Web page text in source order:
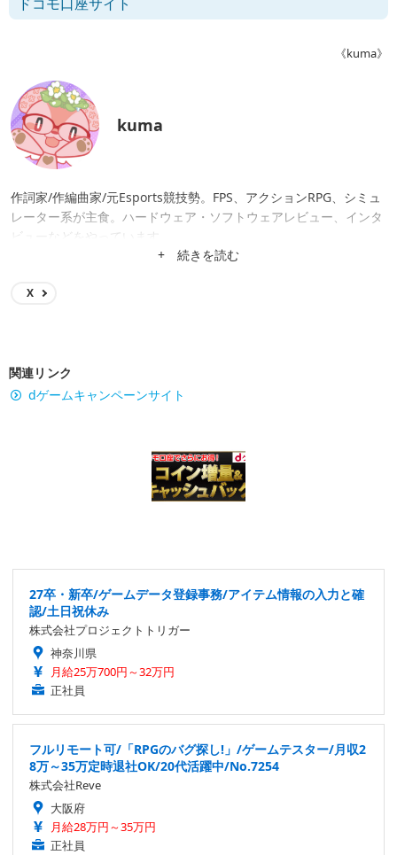
《kuma》
kuma
作詞家/作編曲家/元Esports競技勢。FPS、アクションRPG、シミュ
レーター系が主食。ハードウェア・ソフトウェアレビュー、インタ
ビューなどをやっています。
+ 続きを読む
X
関連リンク
dゲームキャンペーンサイト
27卒・新卒/ゲームデータ登録事務/アイテム情報の入力と確
認/土日祝休み
株式会社プロジェクトトリガー
神奈川県
月給25万700円～32万円
正社員
フルリモート可/「RPGのバグ探し!」/ゲームテスター/月収2
8万～35万定時退社OK/20代活躍中/No.7254
株式会社Reve
大阪府
月給28万円～35万円
正社員